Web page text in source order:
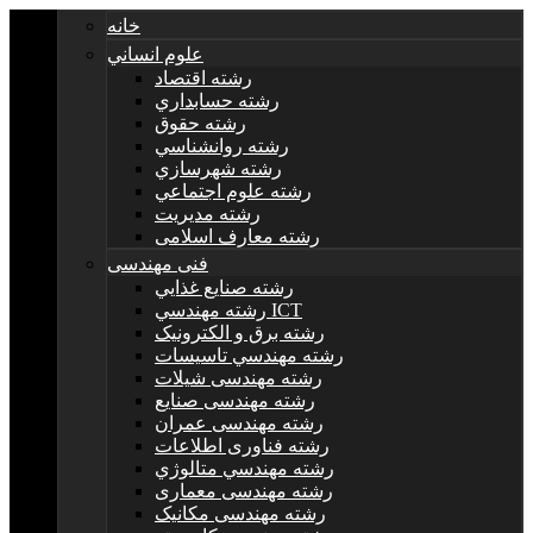
خانه
علوم انساني
رشته اقتصاد
رشته حسابداري
رشته حقوق
رشته روانشناسي
رشته شهرسازي
رشته علوم اجتماعي
رشته مديريت
رشته معارف اسلامی
فنی مهندسی
رشته صنايع غذايي
رشته مهندسي ICT
رشته برق و الکترونيک
رشته مهندسي تاسيسات
رشته مهندسی شیلات
رشته مهندسی صنایع
رشته مهندسی عمران
رشته فناوری اطلاعات
رشته مهندسي متالوژي
رشته مهندسی معماری
رشته مهندسی مکانیک